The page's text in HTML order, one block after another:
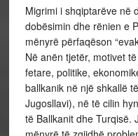
Migrimi i shqiptarëve në
dobësimin dhe rënien e
mënyrë përfaqëson
Në anën tjetër, motivet
fetare, politike,
ballkanik në një shkallë
Jugosllavi), në të cilin
të Ballkanit dhe Turqisë.